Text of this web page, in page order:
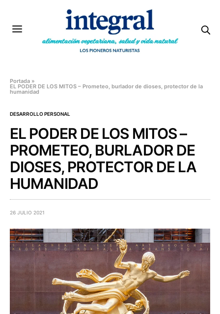
Portada »
EL PODER DE LOS MITOS – Prometeo, burlador de dioses, protector de la
humanidad
DESARROLLO PERSONAL
EL PODER DE LOS MITOS –
PROMETEO, BURLADOR DE
DIOSES, PROTECTOR DE LA
HUMANIDAD
26 JULIO 2021